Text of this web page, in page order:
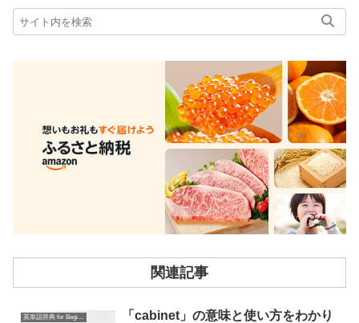
関連記事
英単語辞典 for Beginners
「cabinet」の意味と使い方をわかり